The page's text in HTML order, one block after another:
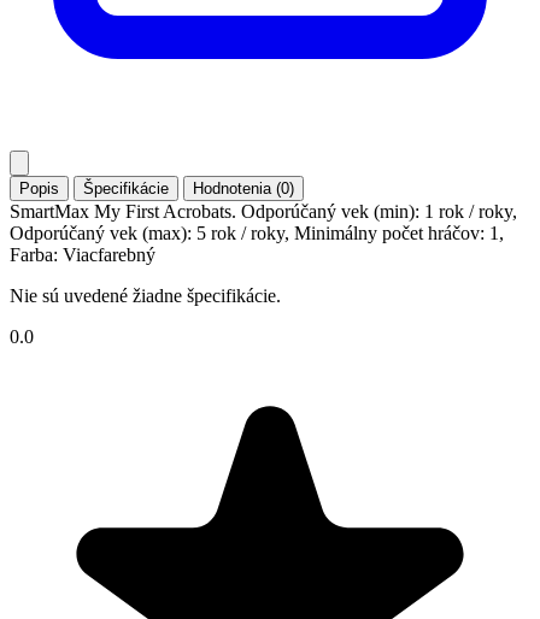
Popis Špecifikácie Hodnotenia (0)
SmartMax My First Acrobats. Odporúčaný vek (min): 1 rok / roky,
Odporúčaný vek (max): 5 rok / roky, Minimálny počet hráčov: 1,
Farba: Viacfarebný
Nie sú uvedené žiadne špecifikácie.
0.0